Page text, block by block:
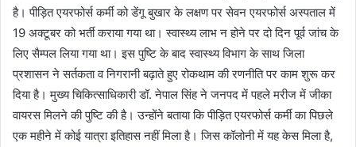
है। पीड़ित एयरफोर्स कर्मी को डेंगू बुखार के लक्षण पर सेवन एयरफोर्स अस्पताल में
19 अक्टूबर को भर्ती कराया गया था। स्वास्थ्य लाभ न होने पर दो दिन पूर्व जांच के
लिए सैम्पल लिया गया था। इस पुष्टि के बाद स्वास्थ्य विभाग के साथ जिला
प्रशासन ने सर्तकता व निगरानी बढ़ाते हुए रोकथाम की रणनीति पर काम शुरू कर
दिया है। मुख्य चिकित्साधिकारी डॉ. नेपाल सिंह ने जनपद में पहले मरीज में जीका
वायरस मिलने की पुष्टि की है। उन्होंने बताया कि पीड़ित एयरफोर्स कर्मी का पिछले
एक महीने में कोई यात्रा इतिहास नहीं मिला है। जिस कॉलोनी में यह केस मिला है,